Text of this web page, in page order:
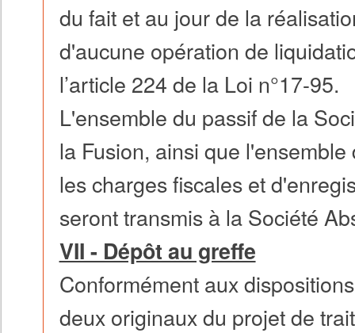
du fait et au jour de la
d'aucune opération de
l’article 224 de la Loi n°17-95.
L'ensemble du passif de la
la Fusion, ainsi que
les charges fiscales et
seront transmis à la Société
VII - Dépôt au greffe
Conformément aux
deux originaux du projet de